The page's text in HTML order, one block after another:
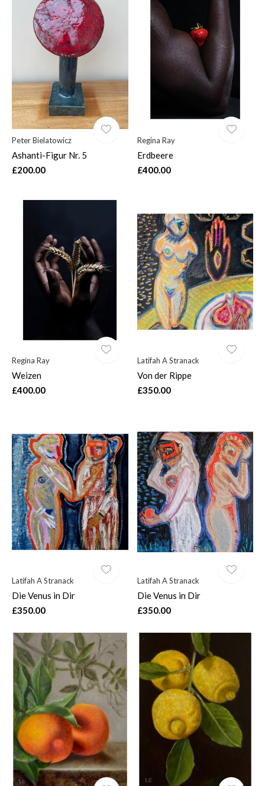
Peter Bielatowicz
Ashanti-Figur Nr. 5
£200.00
Regina Ray
Erdbeere
£400.00
Regina Ray
Weizen
£400.00
Latifah A Stranack
Von der Rippe
£350.00
Latifah A Stranack
Die Venus in Dir
£350.00
Latifah A Stranack
Die Venus in Dir
£350.00